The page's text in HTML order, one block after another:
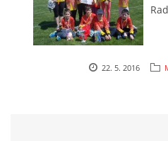
22. 5. 2016